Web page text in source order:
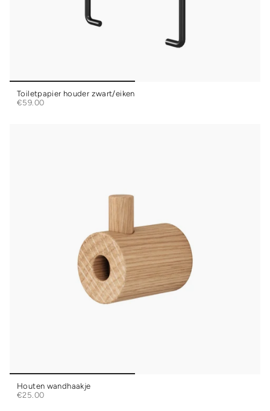
Toiletpapier houder zwart/eiken
€59.00
Houten wandhaakje
€25.00